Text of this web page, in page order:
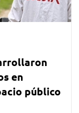
en
público